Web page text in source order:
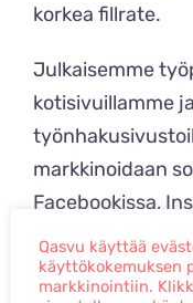
korkea fillrate.
Julkaisemme
kotisivuillamme
markkinoidaan
Facebookissa,
Teemme myös
tavoittelemalla
Qasvu käyttää
käyttökokemuksen
markkinointiin.